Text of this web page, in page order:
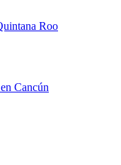
Roo
Cancún